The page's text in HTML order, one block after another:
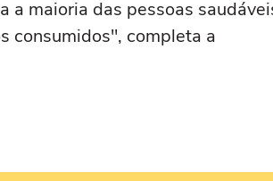
a maioria das pessoas
consumidos", completa a